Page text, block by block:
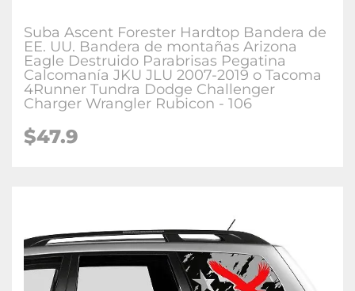
Suba Ascent Forester Hardtop Bandera de
EE. UU. Bandera de montañas Arizona
Eagle Destruido Parabrisas Pegatina
Calcomanía JKU JLU 2007-2019 o Tacoma
4Runner Tundra Dodge Challenger
Charger Wrangler Rubicon - 106
$47.9